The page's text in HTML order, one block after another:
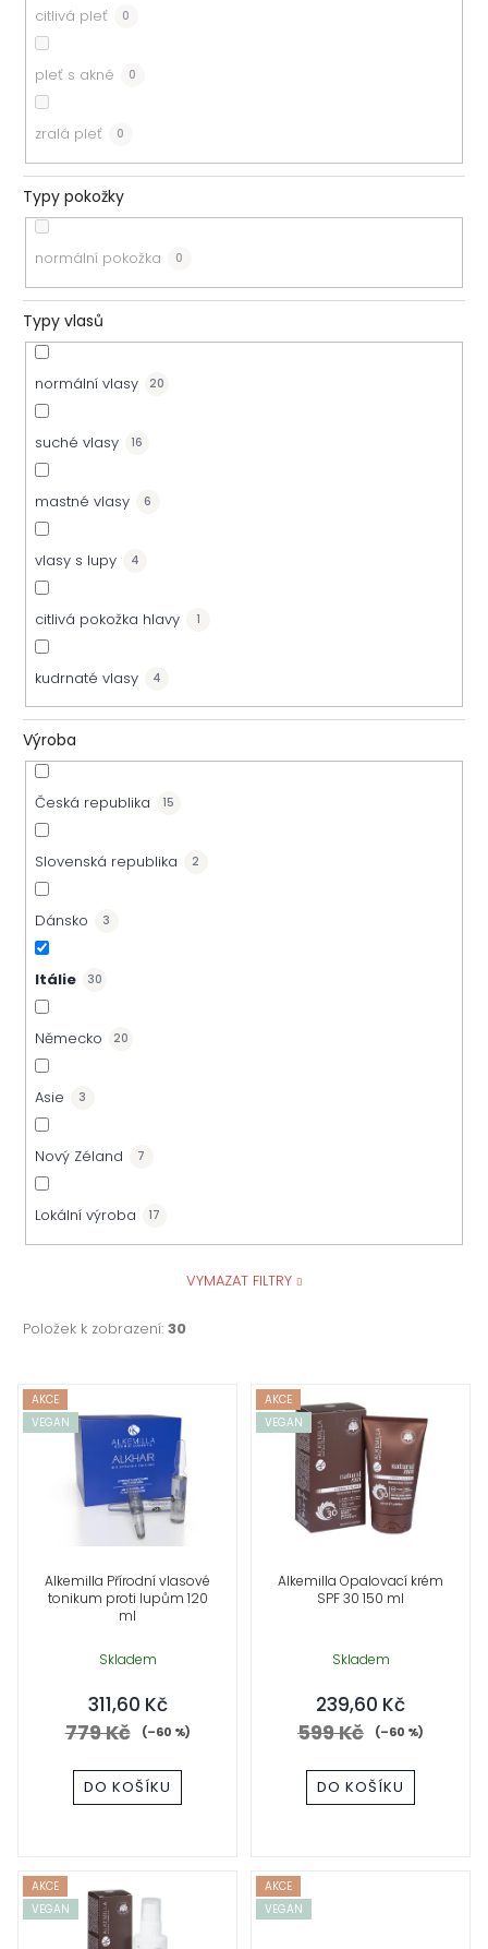
citlivá pleť 0
pleť s akné 0
zralá pleť 0
Typy pokožky
normální pokožka 0
Typy vlasů
normální vlasy 20
suché vlasy 16
mastné vlasy 6
vlasy s lupy 4
citlivá pokožka hlavy 1
kudrnaté vlasy 4
Výroba
Česká republika 15
Slovenská republika 2
Dánsko 3
Itálie 30
Německo 20
Asie 3
Nový Zéland 7
Lokální výroba 17
VYMAZAT FILTRY
Položek k zobrazení: 30
V
ý
AKCE
VEGAN
Alkemilla Přírodní vlasové
tonikum proti lupům 120
ml
Skladem
311,60 Kč
779 Kč (–60 %)
DO KOŠÍKU
AKCE
VEGAN
Alkemilla Opalovací krém
SPF 30 150 ml
Skladem
239,60 Kč
599 Kč (–60 %)
DO KOŠÍKU
AKCE
VEGAN
AKCE
VEGAN